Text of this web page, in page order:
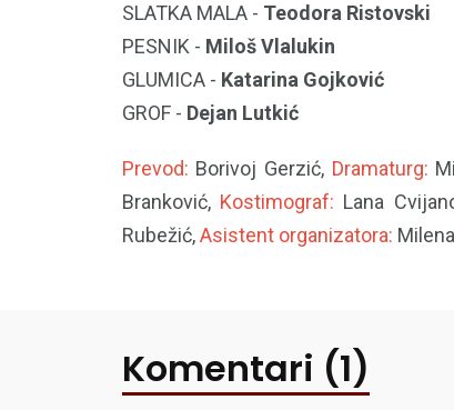
SLATKA MALA - Teodora Ristovski
PESNIK - Miloš Vlalukin
GLUMICA - Katarina Gojković
GROF - Dejan Lutkić
Prevod: Borivoj Gerzić, Dramaturg:
Branković, Kostimograf: Lana
Rubežić,Asistent organizatora:
Komentari (1)